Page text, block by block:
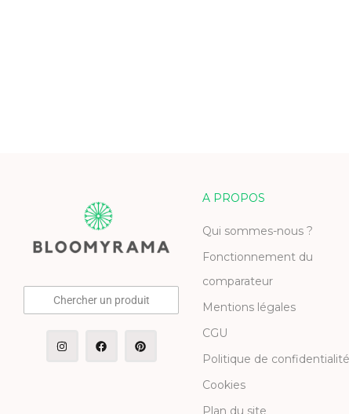
Chercher un produit
A PROPOS
Qui sommes-nous ?
Fonctionnement du
comparateur
Mentions légales
CGU
Politique de confidentialité
Cookies
Plan du site